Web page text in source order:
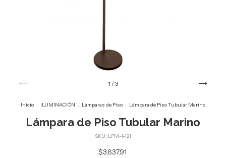
1 /3
Inicio . ILUMINACIÓN . Lámparas de Piso . Lámpara de Piso Tubular Marino
Lámpara de Piso Tubular Marino
SKU: LPM-1-121
$3,637.91